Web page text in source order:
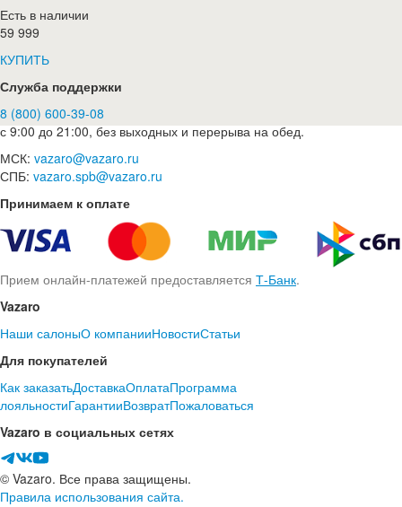
Есть в наличии
59 999
КУПИТЬ
Служба поддержки
8 (800) 600-39-08
с 9:00 до 21:00, без выходных и перерыва на обед.
МСК: vazaro@vazaro.ru
СПБ: vazaro.spb@vazaro.ru
Принимаем к оплате
Прием онлайн-платежей предоставляется Т-Банк.
Vazaro
Наши салоныО компанииНовостиСтатьи
Для покупателей
Как заказатьДоставкаОплатаПрограмма
лояльностиГарантииВозвратПожаловаться
Vazaro в социальных сетях
© Vazaro. Все права защищены.
Правила использования сайта.